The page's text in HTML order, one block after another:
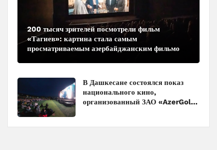
200 тысяч зрителей посмотрели фильм
«Тагиев»: картина стала самым
просматриваемым азербайджанским фильмом
В Дашкесане состоялся показ
национального кино,
организованный ЗАО «AzerGold»